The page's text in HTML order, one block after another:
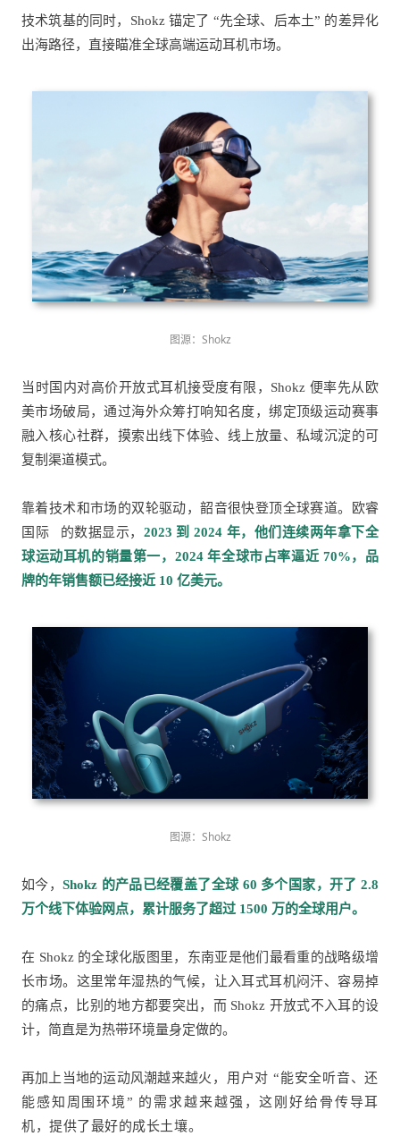
技术筑基的同时，Shokz 锚定了 “先全球、后本土” 的差异化
出海路径，直接瞄准全球高端运动耳机市场。
图源：Shokz
当时国内对高价开放式耳机接受度有限，Shokz 便率先从欧
美市场破局，通过海外众筹打响知名度，绑定顶级运动赛事
融入核心社群，摸索出线下体验、线上放量、私域沉淀的可
复制渠道模式。
靠着技术和市场的双轮驱动，韶音很快登顶全球赛道。
欧睿
国际
的数据显示， 2023 到 2024 年，他们连续两年拿下全
球运动耳机的销量第一，2024 年全球市占率逼近 70%，品
牌的年销售额已经接近 10 亿美元。
图源：Shokz
如今，Shokz 的产品已经覆盖了全球 60 多个国家，开了 2.8
万个线下体验网点，累计服务了超过 1500 万的全球用户。
在 Shokz 的全球化版图里，东南亚是他们最看重的战略级增
长市场。这里常年湿热的气候，让入耳式耳机闷汗、容易掉
的痛点，比别的地方都要突出，而 Shokz 开放式不入耳的设
计，简直是为热带环境量身定做的。
再加上当地的运动风潮越来越火，用户对 “能安全听音、还
能感知周围环境” 的需求越来越强，这刚好给骨传导耳
机，提供了最好的成长土壤。